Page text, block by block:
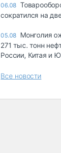
06.08
сократился на
05.08 Монголия
271 тыс. тонн
России, Китая и
Все новости